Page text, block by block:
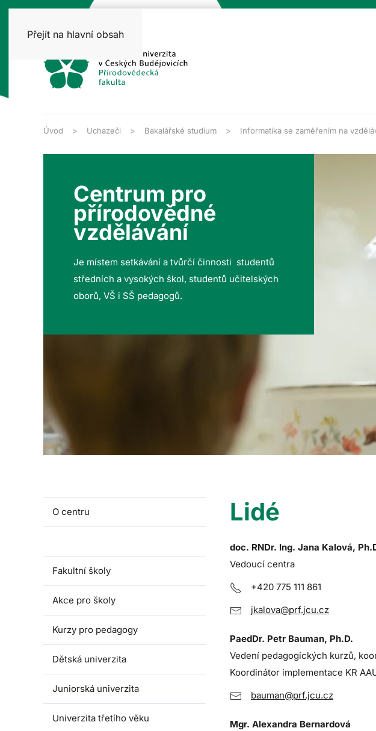
Přejít na hlavní obsah
Úvod Uchazeči Bakalářské studium Informatika se zaměřením na
Centrum pro
přírodovědné
vzdělávání
Je místem setkávání a tvůrčí činnosti studentů
středních a vysokých škol, studentů učitelských
oborů, VŠ i SŠ pedagogů.
O centru
Fakultní školy
Akce pro školy
Kurzy pro pedagogy
Dětská univerzita
Juniorská univerzita
Univerzita třetího věku
Lidé
doc. RNDr. Ing. Jana Kalová,
Vedoucí centra
+420 775 111 861
jkalova@prf.jcu.cz
PaedDr. Petr Bauman, Ph.D.
Vedení pedagogických kurzů,
Koordinátor implementace KR
bauman@prf.jcu.cz
Mgr. Alexandra Bernardová